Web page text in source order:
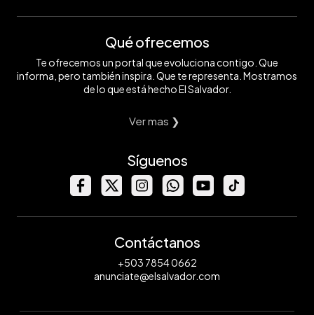
Qué ofrecemos
Te ofrecemos un portal que evoluciona contigo. Que
informa, pero también inspira. Que te representa. Mostramos
de lo que está hecho El Salvador.
Ver mas ❯
Síguenos
Contáctanos
+503 7854 0662
anunciate@elsalvador.com